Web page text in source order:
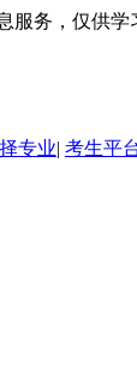
务，仅供
专业| 考生平